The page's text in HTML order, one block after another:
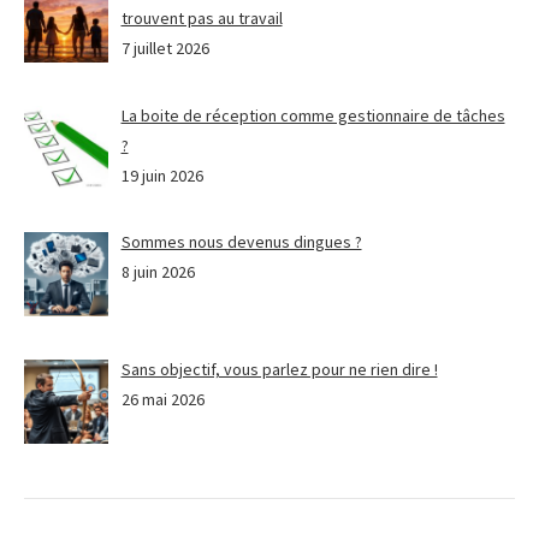
trouvent pas au travail
7 juillet 2026
La boite de réception comme gestionnaire de tâches
?
19 juin 2026
Sommes nous devenus dingues ?
8 juin 2026
Sans objectif, vous parlez pour ne rien dire !
26 mai 2026